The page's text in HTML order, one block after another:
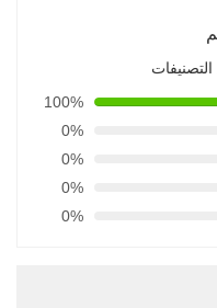
100%
0%
0%
0%
0%